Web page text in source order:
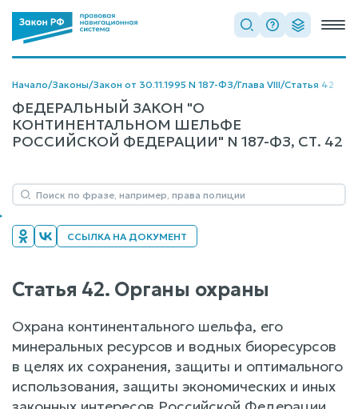
Начало/Законы/Закон от 30.11.1995 N 187-ФЗ/Глава VIII/Статья 42
ФЕДЕРАЛЬНЫЙ ЗАКОН "О
КОНТИНЕНТАЛЬНОМ ШЕЛЬФЕ
РОССИЙСКОЙ ФЕДЕРАЦИИ" N 187-ФЗ, СТ. 42
ССЫЛКА НА ДОКУМЕНТ
Статья 42. Органы охраны
Охрана континентального шельфа, его
минеральных ресурсов и водных биоресурсов
в целях их сохранения, защиты и оптимального
использования, защиты экономических и иных